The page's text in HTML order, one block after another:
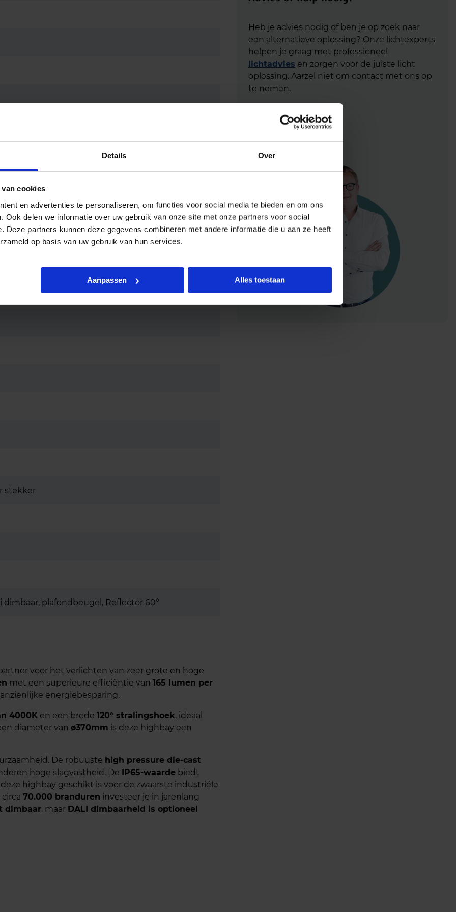
Details Over
cookies
en advertenties te personaliseren, om functies voor social media te bieden en om ons
Ook delen we informatie over uw gebruik van onze site met onze partners voor social
Deze partners kunnen deze gegevens combineren met andere informatie die u aan ze heeft
op basis van uw gebruik van hun services.
Aanpassen Alles toestaan
stekker
dimbaar, plafondbeugel, Reflector 60°
voor het verlichten van zeer grote en hoge
met een superieure efficiëntie van 165 lumen per
energiebesparing.
4000K en een brede 120° stralingshoek, ideaal
diameter van ø370mm is deze highbay een
De robuuste high pressure die-cast
hoge slagvastheid. De IP65-waarde biedt
highbay geschikt is voor de zwaarste industriële
70.000 branduren investeer je in jarenlang
dimbaar, maar DALI dimbaarheid is optioneel
Heb je advies nodig of ben je op zoek naar
een alternatieve oplossing? Onze lichtexperts
helpen je graag met professioneel
lichtadvies en zorgen voor de juiste licht
oplossing. Aarzel niet om contact met ons op
te nemen.
info@lichtunie.nl
+31(0)348 209 000